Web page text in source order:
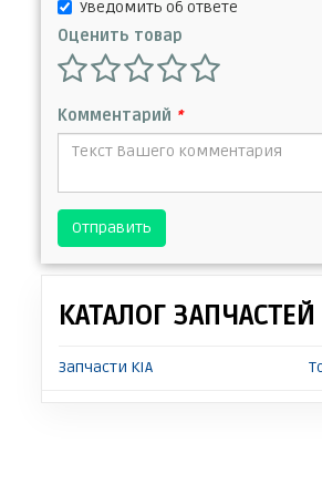
Уведомить об ответе
Оценить товар
Комментарий *
Отправить
КАТАЛОГ
Запчасти KIA